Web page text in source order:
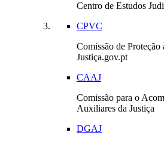
Centro de Estudos
CPVC
Comissão de
Justiça.gov.pt
CAAJ
Comissão para o
Auxiliares da Justiça
DGAJ